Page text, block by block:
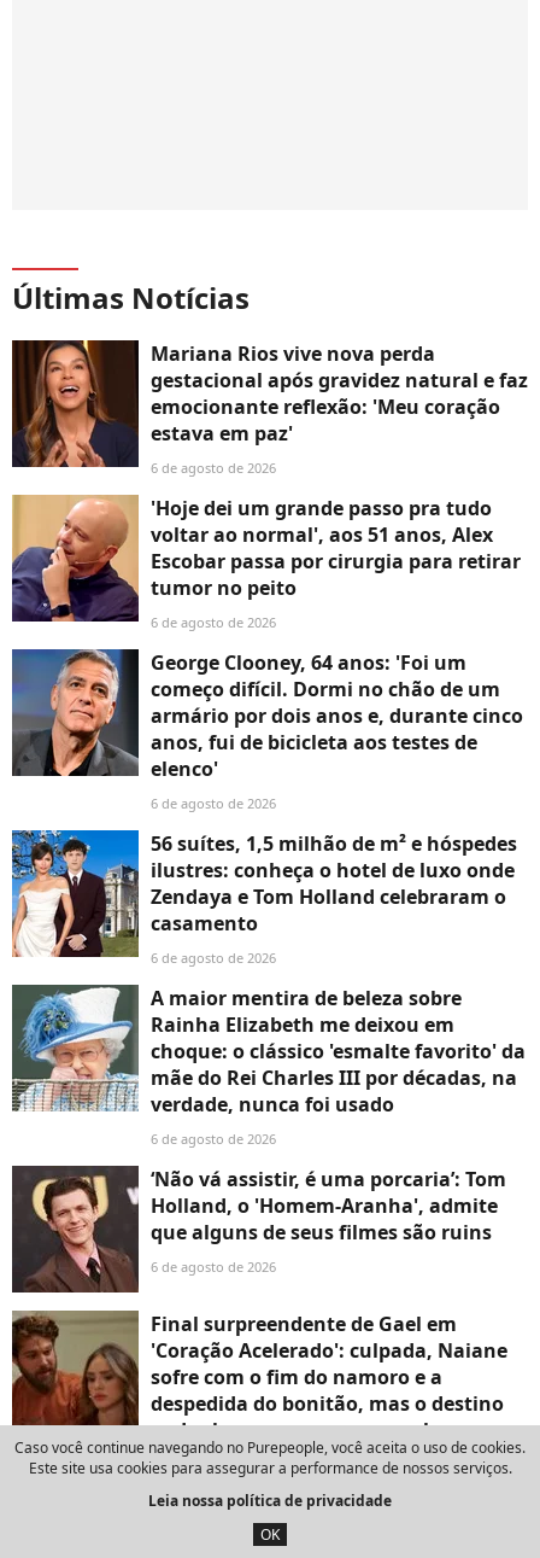
Últimas Notícias
Mariana Rios vive nova perda
gestacional após gravidez natural e faz
emocionante reflexão: 'Meu coração
estava em paz'
6 de agosto de 2026
'Hoje dei um grande passo pra tudo
voltar ao normal', aos 51 anos, Alex
Escobar passa por cirurgia para retirar
tumor no peito
6 de agosto de 2026
George Clooney, 64 anos: 'Foi um
começo difícil. Dormi no chão de um
armário por dois anos e, durante cinco
anos, fui de bicicleta aos testes de
elenco'
6 de agosto de 2026
56 suítes, 1,5 milhão de m² e hóspedes
ilustres: conheça o hotel de luxo onde
Zendaya e Tom Holland celebraram o
casamento
6 de agosto de 2026
A maior mentira de beleza sobre
Rainha Elizabeth me deixou em
choque: o clássico 'esmalte favorito' da
mãe do Rei Charles III por décadas, na
verdade, nunca foi usado
6 de agosto de 2026
‘Não vá assistir, é uma porcaria’: Tom
Holland, o 'Homem-Aranha', admite
que alguns de seus filmes são ruins
6 de agosto de 2026
Final surpreendente de Gael em
'Coração Acelerado': culpada, Naiane
sofre com o fim do namoro e a
despedida do bonitão, mas o destino
pode chocar quem acompanha a
novela da Globo
6 de agosto de 2026
Frase do dia de Hermann Hesse,
Caso você continue navegando no Purepeople, você aceita o uso de cookies.
Este site usa cookies para assegurar a performance de nossos serviços.
Leia nossa política de privacidade
OK